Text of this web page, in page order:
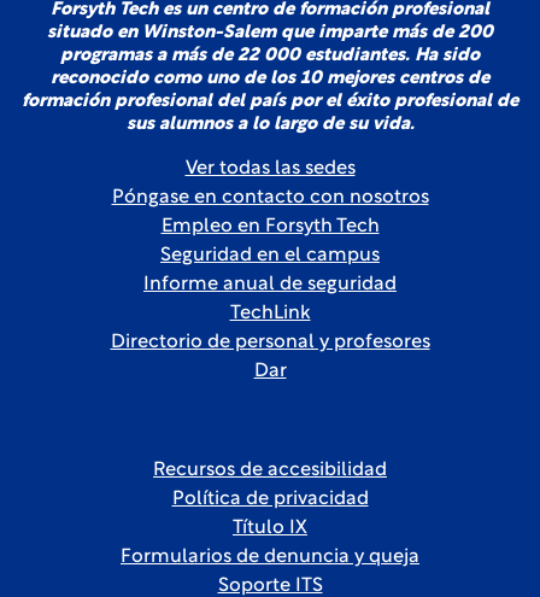
Forsyth Tech es un centro de formación profesional
situado en Winston-Salem que imparte más de 200
programas a más de 22 000 estudiantes. Ha sido
reconocido como uno de los 10 mejores centros de
formación profesional del país por el éxito profesional de
sus alumnos a lo largo de su vida.
Ver todas las sedes
Póngase en contacto con nosotros
Empleo en Forsyth Tech
Seguridad en el campus
Informe anual de seguridad
TechLink
Directorio de personal y profesores
Dar
Recursos de accesibilidad
Política de privacidad
Título IX
Formularios de denuncia y queja
Soporte ITS